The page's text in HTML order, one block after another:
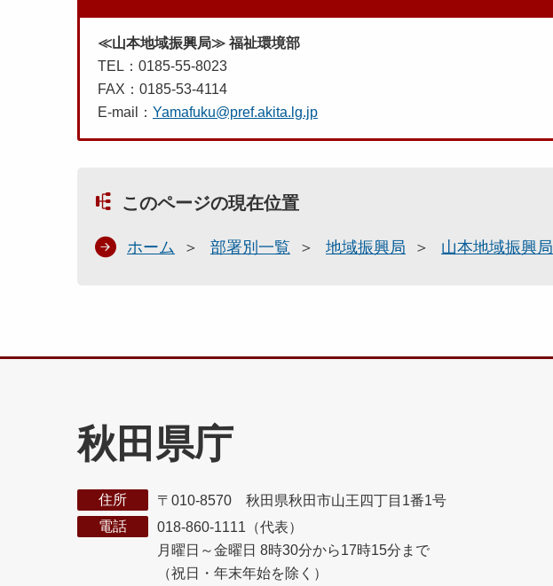
≪山本地域振興局≫ 福祉環境部
TEL：0185-55-8023
FAX：0185-53-4114
E-mail： Yamafuku@pref.akita.lg.jp
このページの現在位置
ホーム 部署別一覧 地域振興局 山本地域振興局
秋田県庁
住所
〒010-8570 秋田県秋田市山王四丁目1番1号
電話
018-860-1111（代表）
月曜日～金曜日 8時30分から17時15分まで
（祝日・年末年始を除く）